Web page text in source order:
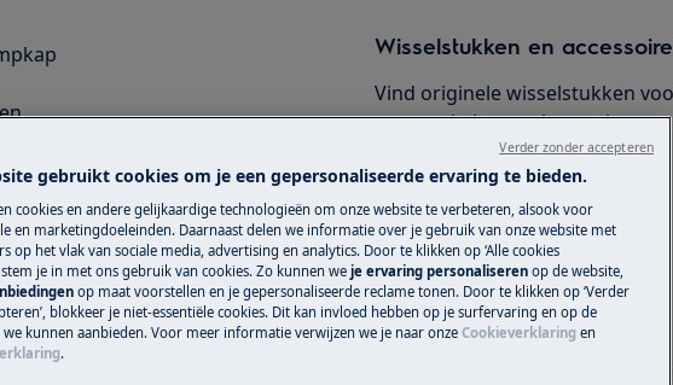
de Hob2Hood-functie?
Wisselstukken en
Vind originele wisselstukken
onze webshop en laat ze
Koop wisselstukken
Boek een technieker
Maak een afspraak met één
gebruikt cookies om je een gepersonaliseerde ervaring te bieden.
cookies en andere gelijkaardige technologieën om onze website te verbeteren, alsook voor
en marketingdoeleinden. Daarnaast delen we informatie over je gebruik van onze website met
op het vlak van sociale media, advertising en analytics. Door te klikken op ‘Alle cookies
stem je in met ons gebruik van cookies. Zo kunnen we je ervaring personaliseren op de website,
op maat voorstellen en je gepersonaliseerde reclame tonen. Door te klikken op ‘Verder
blokkeer je niet-essentiële cookies. Dit kan invloed hebben op je surfervaring en op de
kunnen aanbieden. Voor meer informatie verwijzen we je naar onze Cookieverklaring en
.
Verder zonder accepteren